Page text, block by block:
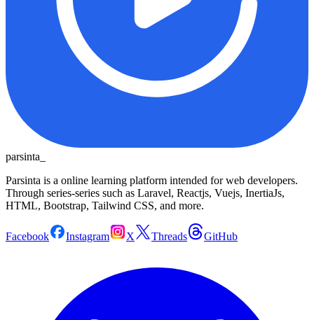
parsinta_
Parsinta is a online learning platform intended for web developers.
Through series-series such as Laravel, Reactjs, Vuejs, InertiaJs,
HTML, Bootstrap, Tailwind CSS, and more.
Facebook Instagram X Threads GitHub